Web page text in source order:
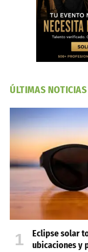
ÚLTIMAS NOTICIAS
Eclipse solar
ubicaciones y